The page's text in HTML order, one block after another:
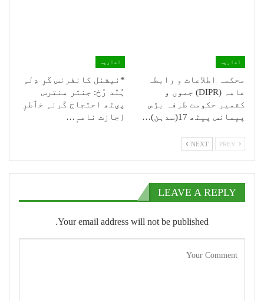
اداریہ
محکمہ اطلاعات و رابطہ
عامہ (DIPR) جموں و
کشمیر حکومت طرفہ بڑس
پیمانس پیٹھ 17(سدہن)…
اداریہ
*نیشنل کانفرنس کَرِ دِلہِ
ہُنٛد رُخ: جنتر منترس
پؠٹھ احتجاج کَرنہِ خٲطرٕ
اِجازت نامہٕ…
NEXT
LEAVE A REPLY
Your email address will not be published.